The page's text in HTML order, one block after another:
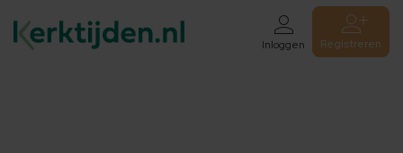
Inloggen Registreren